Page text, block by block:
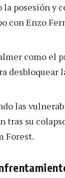
la posesión y
con Enzo
como el
desbloquear
las
tras su
Forest.